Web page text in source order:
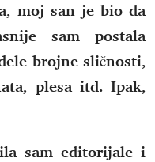
moj san je bio da
sam postala
brojne sličnosti,
plesa itd. Ipak,
sam editorijale i